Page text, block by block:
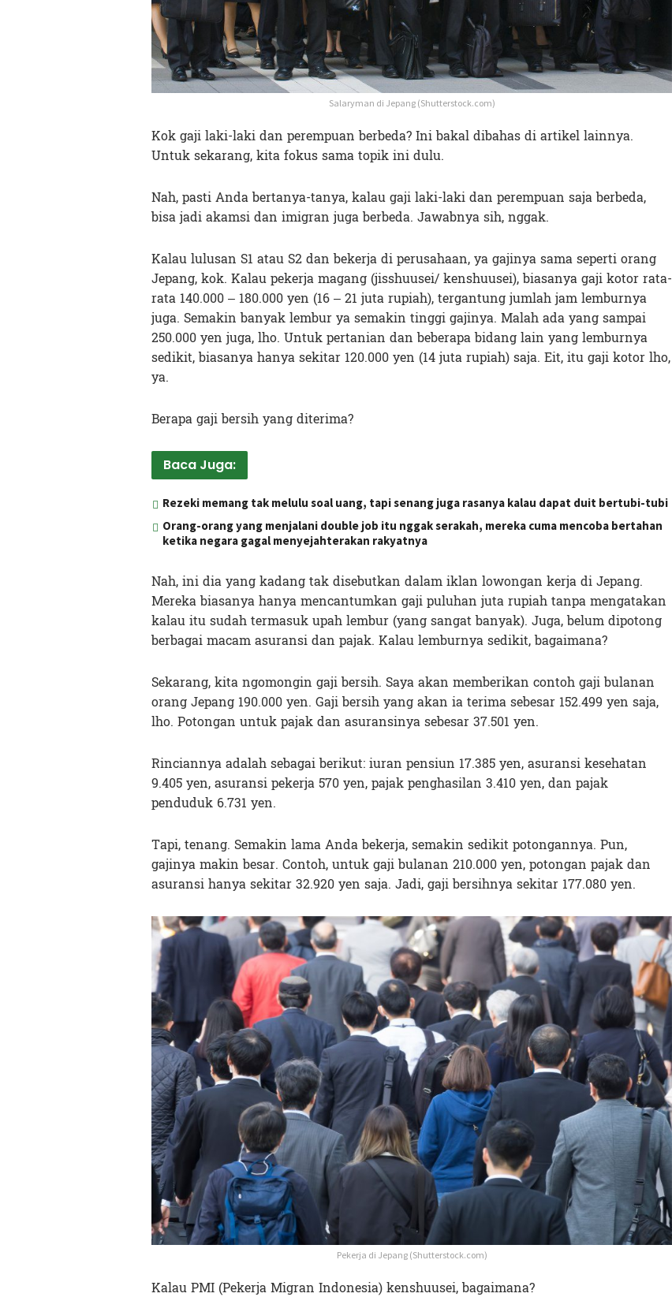
Salaryman di Jepang (Shutterstock.com)
Kok gaji laki-laki dan perempuan berbeda? Ini bakal dibahas di artikel lainnya.
Untuk sekarang, kita fokus sama topik ini dulu.
Nah, pasti Anda bertanya-tanya, kalau gaji laki-laki dan perempuan saja berbeda,
bisa jadi akamsi dan imigran juga berbeda. Jawabnya sih, nggak.
Kalau lulusan S1 atau S2 dan bekerja di perusahaan, ya gajinya sama seperti orang
Jepang, kok. Kalau pekerja magang (jisshuusei/ kenshuusei), biasanya gaji kotor rata-
rata 140.000 – 180.000 yen (16 – 21 juta rupiah), tergantung jumlah jam lemburnya
juga. Semakin banyak lembur ya semakin tinggi gajinya. Malah ada yang sampai
250.000 yen juga, lho. Untuk pertanian dan beberapa bidang lain yang lemburnya
sedikit, biasanya hanya sekitar 120.000 yen (14 juta rupiah) saja. Eit, itu gaji kotor lho,
ya.
Berapa gaji bersih yang diterima?
Baca Juga:
Rezeki memang tak melulu soal uang, tapi senang juga rasanya kalau dapat duit bertubi-tubi
Orang-orang yang menjalani double job itu nggak serakah, mereka cuma mencoba bertahan
ketika negara gagal menyejahterakan rakyatnya
Nah, ini dia yang kadang tak disebutkan dalam iklan lowongan kerja di Jepang.
Mereka biasanya hanya mencantumkan gaji puluhan juta rupiah tanpa mengatakan
kalau itu sudah termasuk upah lembur (yang sangat banyak). Juga, belum dipotong
berbagai macam asuransi dan pajak. Kalau lemburnya sedikit, bagaimana?
Sekarang, kita ngomongin gaji bersih. Saya akan memberikan contoh gaji bulanan
orang Jepang 190.000 yen. Gaji bersih yang akan ia terima sebesar 152.499 yen saja,
lho. Potongan untuk pajak dan asuransinya sebesar 37.501 yen.
Rinciannya adalah sebagai berikut: iuran pensiun 17.385 yen, asuransi kesehatan
9.405 yen, asuransi pekerja 570 yen, pajak penghasilan 3.410 yen, dan pajak
penduduk 6.731 yen.
Tapi, tenang. Semakin lama Anda bekerja, semakin sedikit potongannya. Pun,
gajinya makin besar. Contoh, untuk gaji bulanan 210.000 yen, potongan pajak dan
asuransi hanya sekitar 32.920 yen saja. Jadi, gaji bersihnya sekitar 177.080 yen.
Pekerja di Jepang (Shutterstock.com)
Kalau PMI (Pekerja Migran Indonesia) kenshuusei, bagaimana?